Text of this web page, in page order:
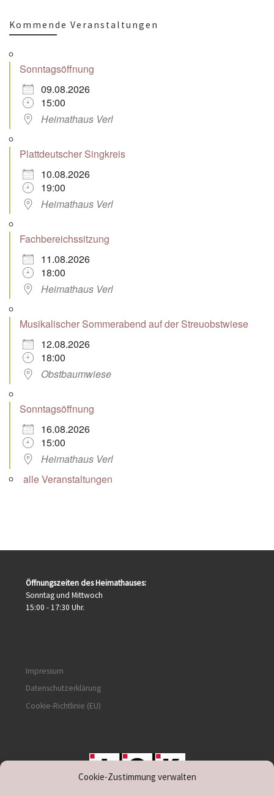
Cookie-Zustimmung verwalten
Kommende Veranstaltungen
Sonntagsöffnung
09.08.2026
15:00
Heimathaus Verl
Plattdeutscher Singkreis
10.08.2026
19:00
Heimathaus Verl
Fachbereichssitzung
11.08.2026
18:00
Heimathaus Verl
Musikalischer Sommerabend auf der Streuobstwiese
12.08.2026
18:00
Obstbaumwiese
Sonntagsöffnung
16.08.2026
15:00
Heimathaus Verl
alle Veranstaltungen
Öffnungszeiten des Heimathauses:
Sonntag und Mittwoch
15:00 - 17:30 Uhr.
Impressum
Datenschutzerklärung
Cookie-Richtlinie (EU)